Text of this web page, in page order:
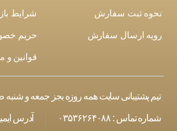
نحوه ثبت سفارش
رویه ارسال سفارش
شرایط
حریم
قوانین و
تیم پشتیبانی سایت همه روزه بجز جمعه و شنبه صبح ها از ساعت ۸ الی ۱۴ و عصر از ساعت ۱۸ الی
شماره تماس : ۰۳۵۳۶۲۶۴۰۸۸ آدرس